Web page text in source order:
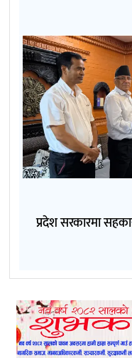
प्रदेश सरकारमा